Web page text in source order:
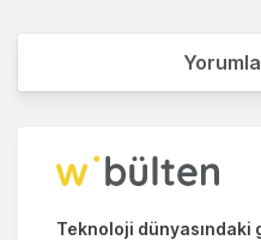
Teknoloji dünyasındaki